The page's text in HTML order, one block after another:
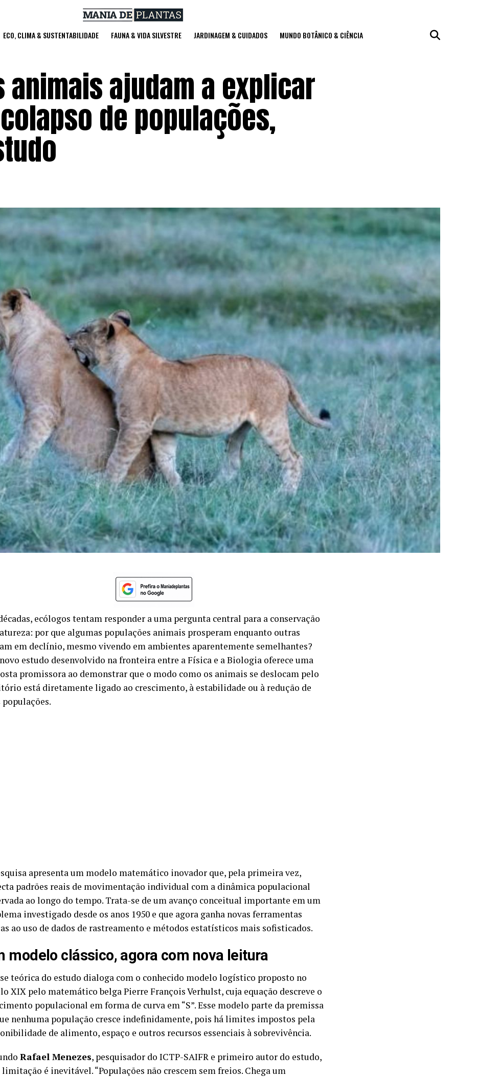
ECO, CLIMA & SUSTENTABILIDADE FAUNA & VIDA SILVESTRE JARDINAGEM & CUIDADOS MUNDO BOTÂNICO & CIÊNCIA
animais ajudam a explicar
de populações,
ecólogos tentam responder a uma pergunta central para a conservação
por que algumas populações animais prosperam enquanto outras
em declínio, mesmo vivendo em ambientes aparentemente semelhantes?
estudo desenvolvido na fronteira entre a Física e a Biologia oferece uma
promissora ao demonstrar que o modo como os animais se deslocam pelo
está diretamente ligado ao crescimento, à estabilidade ou à redução de
populações.
apresenta um modelo matemático inovador que, pela primeira vez,
padrões reais de movimentação individual com a dinâmica populacional
ao longo do tempo. Trata-se de um avanço conceitual importante em um
investigado desde os anos 1950 e que agora ganha novas ferramentas
ao uso de dados de rastreamento e métodos estatísticos mais sofisticados.
modelo clássico, agora com nova leitura
teórica do estudo dialoga com o conhecido modelo logístico proposto no
XIX pelo matemático belga Pierre François Verhulst, cuja equação descreve o
populacional em forma de curva em “S”. Esse modelo parte da premissa
nenhuma população cresce indefinidamente, pois há limites impostos pela
de alimento, espaço e outros recursos essenciais à sobrevivência.
Rafael Menezes, pesquisador do ICTP-SAIFR e primeiro autor do estudo,
limitação é inevitável. “Populações não crescem sem freios. Chega um